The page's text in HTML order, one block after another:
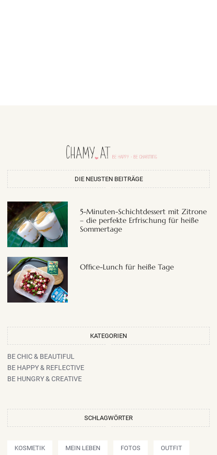
DIE NEUSTEN BEITRÄGE
5-Minuten-Schichtdessert mit Zitrone
– die perfekte Erfrischung für heiße
Sommertage
Office-Lunch für heiße Tage
KATEGORIEN
BE CHIC & BEAUTIFUL
BE HAPPY & REFLECTIVE
BE HUNGRY & CREATIVE
SCHLAGWÖRTER
KOSMETIK MEIN LEBEN FOTOS OUTFIT